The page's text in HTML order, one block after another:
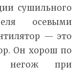
сушильного
осевыми
— это
Он хорош по
и негож при